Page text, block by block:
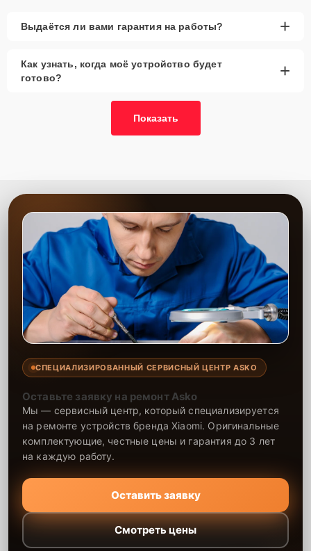
Выдаётся ли вами гарантия на работы? +
Как узнать, когда моё устройство будет
готово?
+
Показать
СПЕЦИАЛИЗИРОВАННЫЙ СЕРВИСНЫЙ ЦЕНТР ASKO
Оставьте заявку на ремонт Asko
Мы — сервисный центр, который специализируется
на ремонте устройств бренда Xiaomi. Оригинальные
комплектующие, честные цены и гарантия до 3 лет
на каждую работу.
Оставить заявку
Смотреть цены